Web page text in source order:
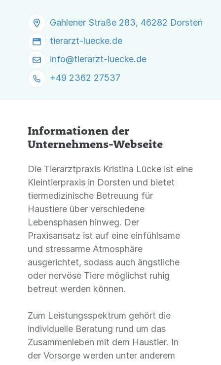
Gahlener Straße 283, 46282 Dorsten
tierarzt-luecke.de
info@tierarzt-luecke.de
+49 2362 27537
Informationen der
Unternehmens-Webseite
Die Tierarztpraxis Kristina Lücke ist eine
Kleintierpraxis in Dorsten und bietet
tiermedizinische Betreuung für
Haustiere über verschiedene
Lebensphasen hinweg. Der
Praxisansatz ist auf eine einfühlsame
und stressarme Atmosphäre
ausgerichtet, sodass auch ängstliche
oder nervöse Tiere möglichst ruhig
betreut werden können.
Zum Leistungsspektrum gehört die
individuelle Beratung rund um das
Zusammenleben mit dem Haustier. In
der Vorsorge werden unter anderem